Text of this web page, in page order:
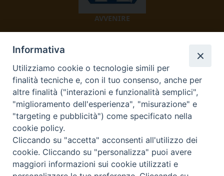
AVVENIRE
TV 2000
Diocesi di Ivrea
Informativa
Utilizziamo cookie o tecnologie simili per
finalità tecniche e, con il tuo consenso, anche per
altre finalità ("interazioni e funzionalità semplici",
"miglioramento dell'esperienza", "misurazione" e
"targeting e pubblicità") come specificato nella
cookie policy.
Cliccando su "accetta" acconsenti all'utilizzo dei
cookie. Cliccando su "personalizza" puoi avere
maggiori informazioni sui cookie utilizzati e